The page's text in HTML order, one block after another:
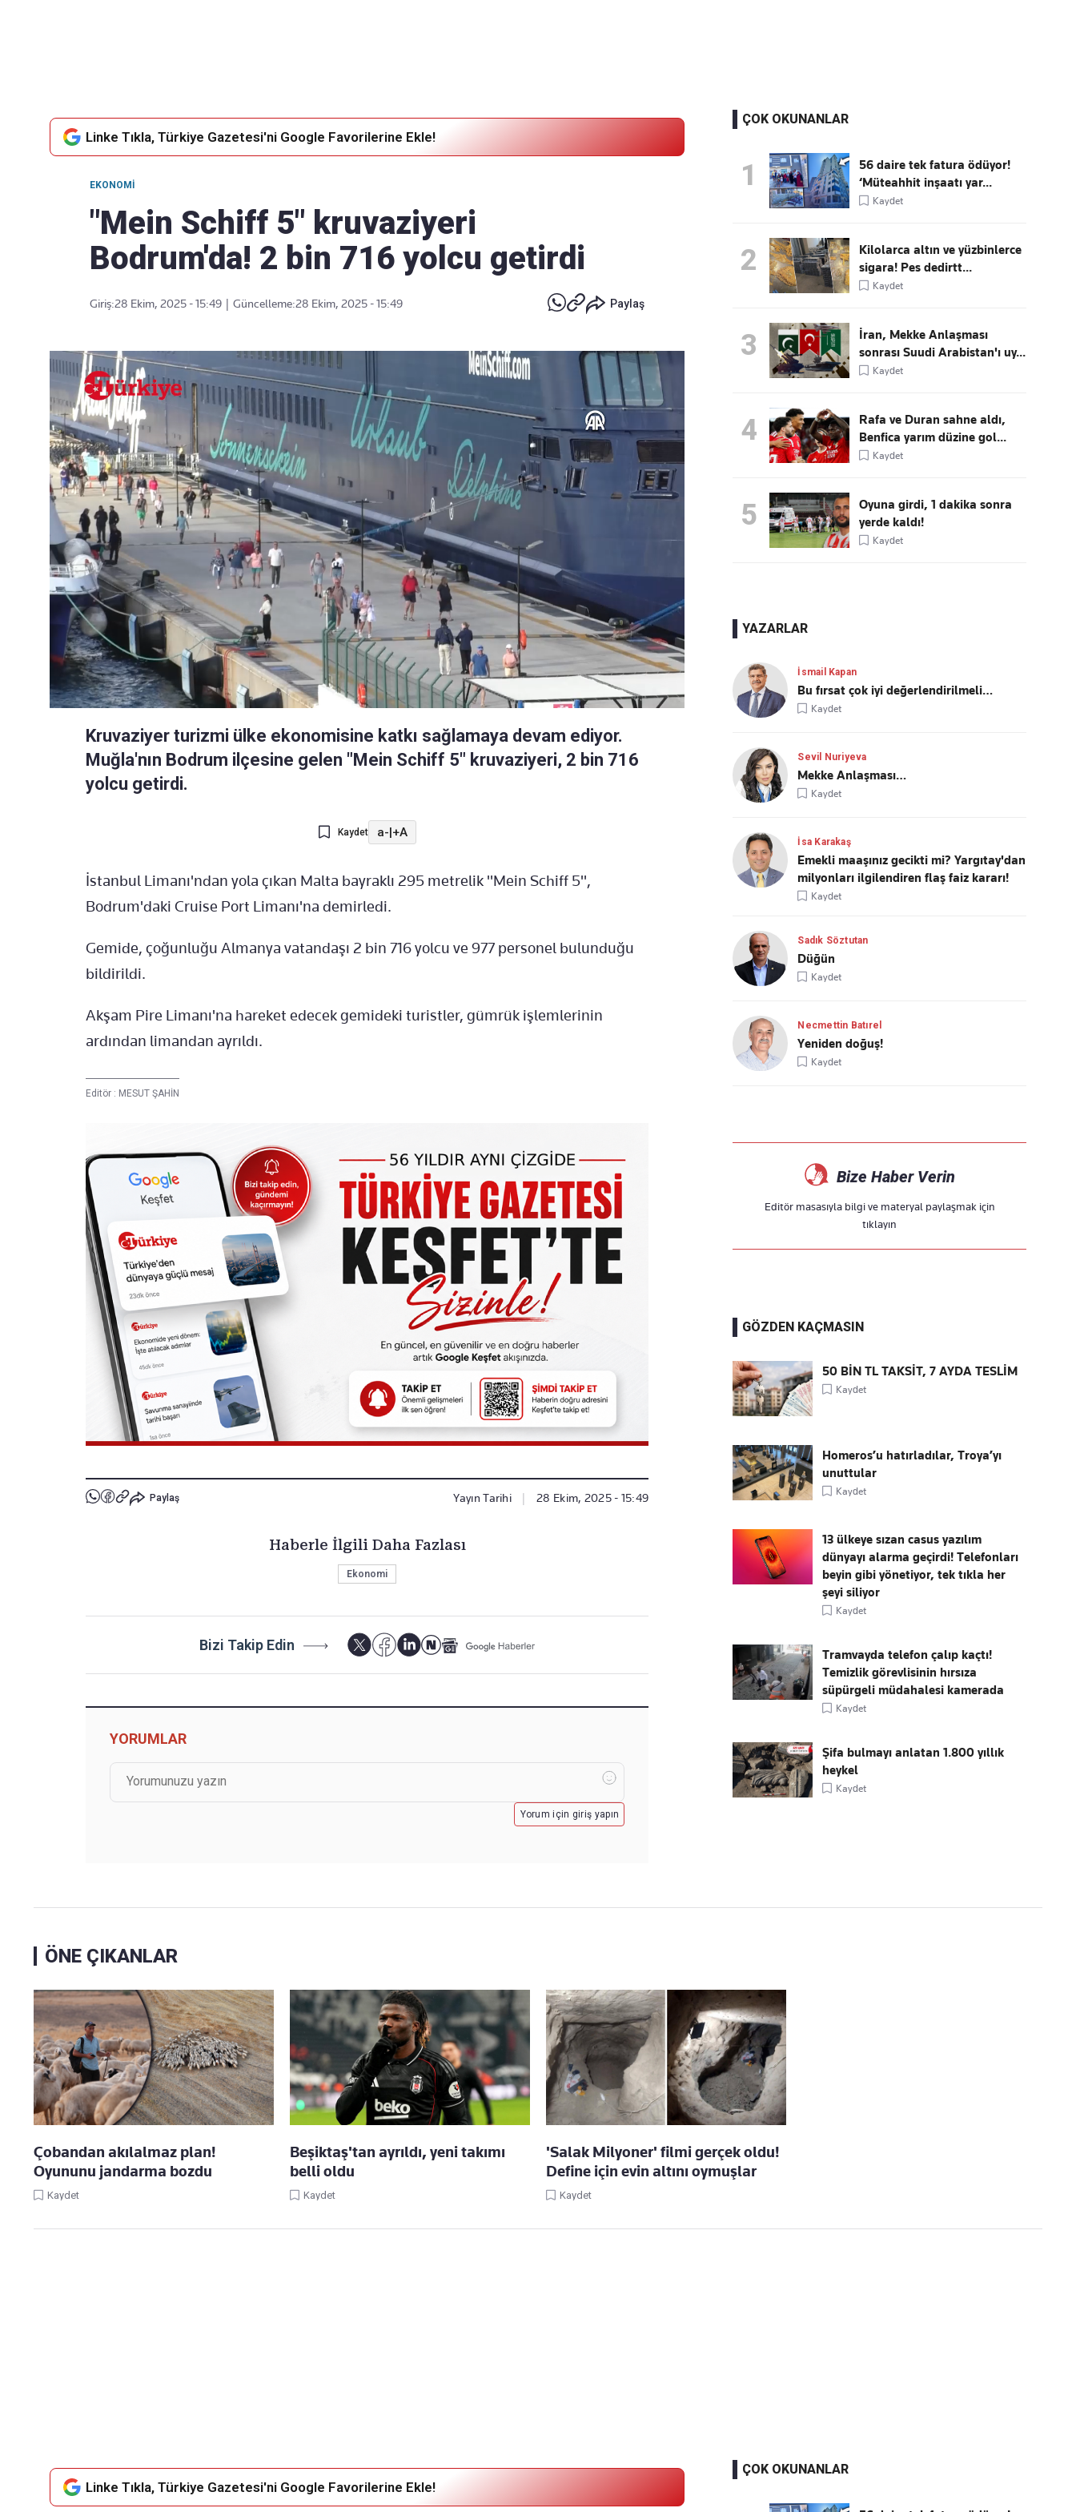
Linke Tıkla, Türkiye Gazetesi'ni Google Favorilerine Ekle!
EKONOMI
"Mein Schiff 5" kruvaziyeri
Bodrum'da! 2 bin 716 yolcu getirdi
Giriş:28 Ekim, 2025 - 15:49 Güncelleme:28 Ekim, 2025 - 15:49 Paylaş
Kruvaziyer turizmi ülke ekonomisine katkı sağlamaya devam ediyor.
Muğla'nın Bodrum ilçesine gelen "Mein Schiff 5" kruvaziyeri, 2 bin 716
yolcu getirdi.
Kaydet a-|+A
İstanbul Limanı'ndan yola çıkan Malta bayraklı 295 metrelik "Mein Schiff 5",
Bodrum'daki Cruise Port Limanı'na demirledi.
Gemide, çoğunluğu Almanya vatandaşı 2 bin 716 yolcu ve 977 personel bulunduğu
bildirildi.
Akşam Pire Limanı'na hareket edecek gemideki turistler, gümrük işlemlerinin
ardından limandan ayrıldı.
Editör : MESUT ŞAHİN
Paylaş Yayın Tarihi 28 Ekim, 2025 - 15:49
Haberle İlgili Daha Fazlası
Ekonomi
Bizi Takip Edin
YORUMLAR
Yorum için giriş yapın
ÇOK OKUNANLAR
1
56 daire tek fatura ödüyor!
‘Müteahhit inşaatı yar...
Kaydet
2
Kilolarca altın ve yüzbinlerce
sigara! Pes dedirtt...
Kaydet
3
İran, Mekke Anlaşması
sonrası Suudi Arabistan'ı uy...
Kaydet
4
Rafa ve Duran sahne aldı,
Benfica yarım düzine gol...
Kaydet
5
Oyuna girdi, 1 dakika sonra
yerde kaldı!
Kaydet
YAZARLAR
İsmail Kapan
Bu fırsat çok iyi değerlendirilmeli…
Kaydet
Sevil Nuriyeva
Mekke Anlaşması…
Kaydet
İsa Karakaş
Emekli maaşınız gecikti mi? Yargıtay'dan
milyonları ilgilendiren flaş faiz kararı!
Kaydet
Sadık Söztutan
Düğün
Kaydet
Necmettin Batırel
Yeniden doğuş!
Kaydet
Bize Haber Verin
Editör masasıyla bilgi ve materyal paylaşmak için
tıklayın
GÖZDEN KAÇMASIN
50 BİN TL TAKSİT, 7 AYDA TESLİM
Kaydet
Homeros’u hatırladılar, Troya’yı
unuttular
Kaydet
13 ülkeye sızan casus yazılım
dünyayı alarma geçirdi! Telefonları
beyin gibi yönetiyor, tek tıkla her
şeyi siliyor
Kaydet
Tramvayda telefon çalıp kaçtı!
Temizlik görevlisinin hırsıza
süpürgeli müdahalesi kamerada
Kaydet
Şifa bulmayı anlatan 1.800 yıllık
heykel
Kaydet
ÖNE ÇIKANLAR
Çobandan akılalmaz plan!
Oyununu jandarma bozdu
Kaydet
Beşiktaş'tan ayrıldı, yeni takımı
belli oldu
Kaydet
'Salak Milyoner' filmi gerçek oldu!
Define için evin altını oymuşlar
Kaydet
Linke Tıkla, Türkiye Gazetesi'ni Google Favorilerine Ekle!
ÇOK OKUNANLAR